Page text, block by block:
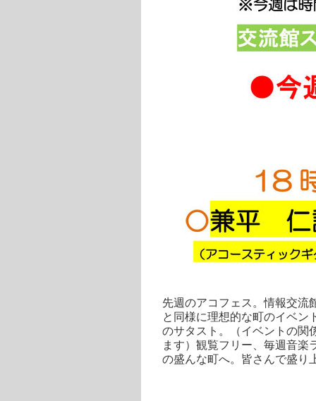
先週のアコフェス。情報交流
と同様に理想的な町のイベン
のサタスト。（イベントの関
ます）観覧フリー、毎週音楽
の盛んな町へ。皆さんで盛